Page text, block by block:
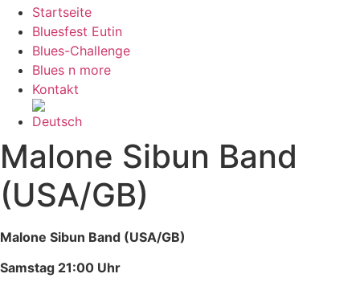
Startseite
Bluesfest Eutin
Blues-Challenge
Blues n more
Kontakt
Malone Sibun Band
(USA/GB)
Malone Sibun Band (USA/GB)
Samstag 21:00 Uhr